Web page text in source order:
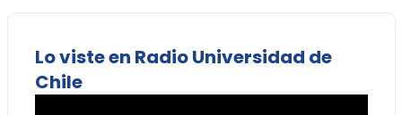
Lo viste en Radio Universidad de
Chile